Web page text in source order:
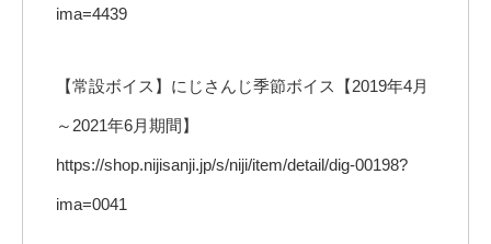
ima=4439
【常設ボイス】にじさんじ季節ボイス【2019年4月
～2021年6月期間】
https://shop.nijisanji.jp/s/niji/item/detail/dig-00198?
ima=0041